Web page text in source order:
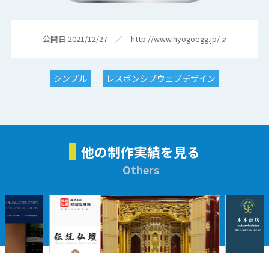
公開日 2021/12/27 ／ http://www.hyogoegg.jp/
シンプル レスポンシブウェブデザイン
他の制作実績を見る
Others